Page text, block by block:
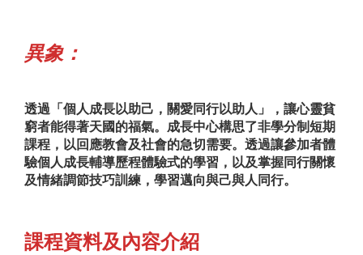
異象：
透過「個人成長以助己，關愛同行以助人」，讓心靈貧
窮者能得著天國的福氣。成長中心構思了非學分制短期
課程，以回應教會及社會的急切需要。透過讓參加者體
驗個人成長輔導歷程體驗式的學習，以及掌握同行關懷
及情緒調節技巧訓練，學習邁向與己與人同行。
課程資料及內容介紹